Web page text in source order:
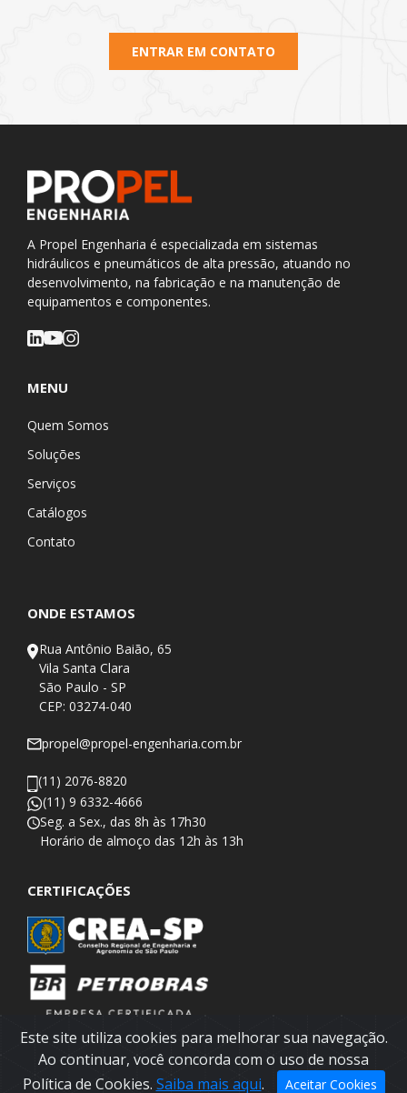
ENTRAR EM CONTATO
A Propel Engenharia é especializada em sistemas
hidráulicos e pneumáticos de alta pressão, atuando no
desenvolvimento, na fabricação e na manutenção de
equipamentos e componentes.
MENU
Quem Somos
Soluções
Serviços
Catálogos
Contato
ONDE ESTAMOS
Rua Antônio Baião, 65
Vila Santa Clara
São Paulo - SP
CEP: 03274-040
propel@propel-engenharia.com.br
(11) 2076-8820
(11) 9 6332-4666
Seg. a Sex., das 8h às 17h30
​Horário de almoço das 12h às 13h
CERTIFICAÇÕES
Este site utiliza cookies para melhorar sua navegação.
Ao continuar, você concorda com o uso de nossa
Política de Cookies. Saiba mais aqui. Aceitar Cookies